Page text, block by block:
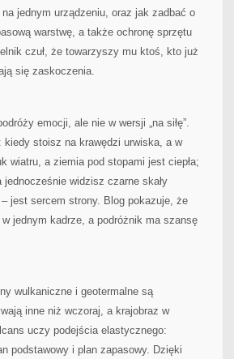
jednym urządzeniu, oraz jak zadbać o
warstwę, a także ochronę sprzętu
czuł, że towarzyszy mu ktoś, kto już
się zaskoczenia.
emocji, ale nie w wersji „na siłę”.
stoisz na krawędzi urwiska, a w
wiatru, a ziemia pod stopami jest ciepła;
jednocześnie widzisz czarne skały
jest sercem strony. Blog pokazuje, że
jednym kadrze, a podróżnik ma szansę
wulkaniczne i geotermalne są
inne niż wczoraj, a krajobraz w
uczy podejścia elastycznego:
podstawowy i plan zapasowy. Dzięki